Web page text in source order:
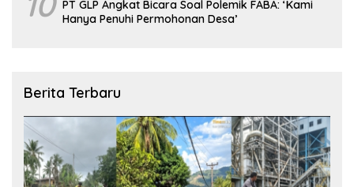
PT GLP Angkat Bicara Soal Polemik FABA: ‘Kami
Hanya Penuhi Permohonan Desa’
Berita Terbaru